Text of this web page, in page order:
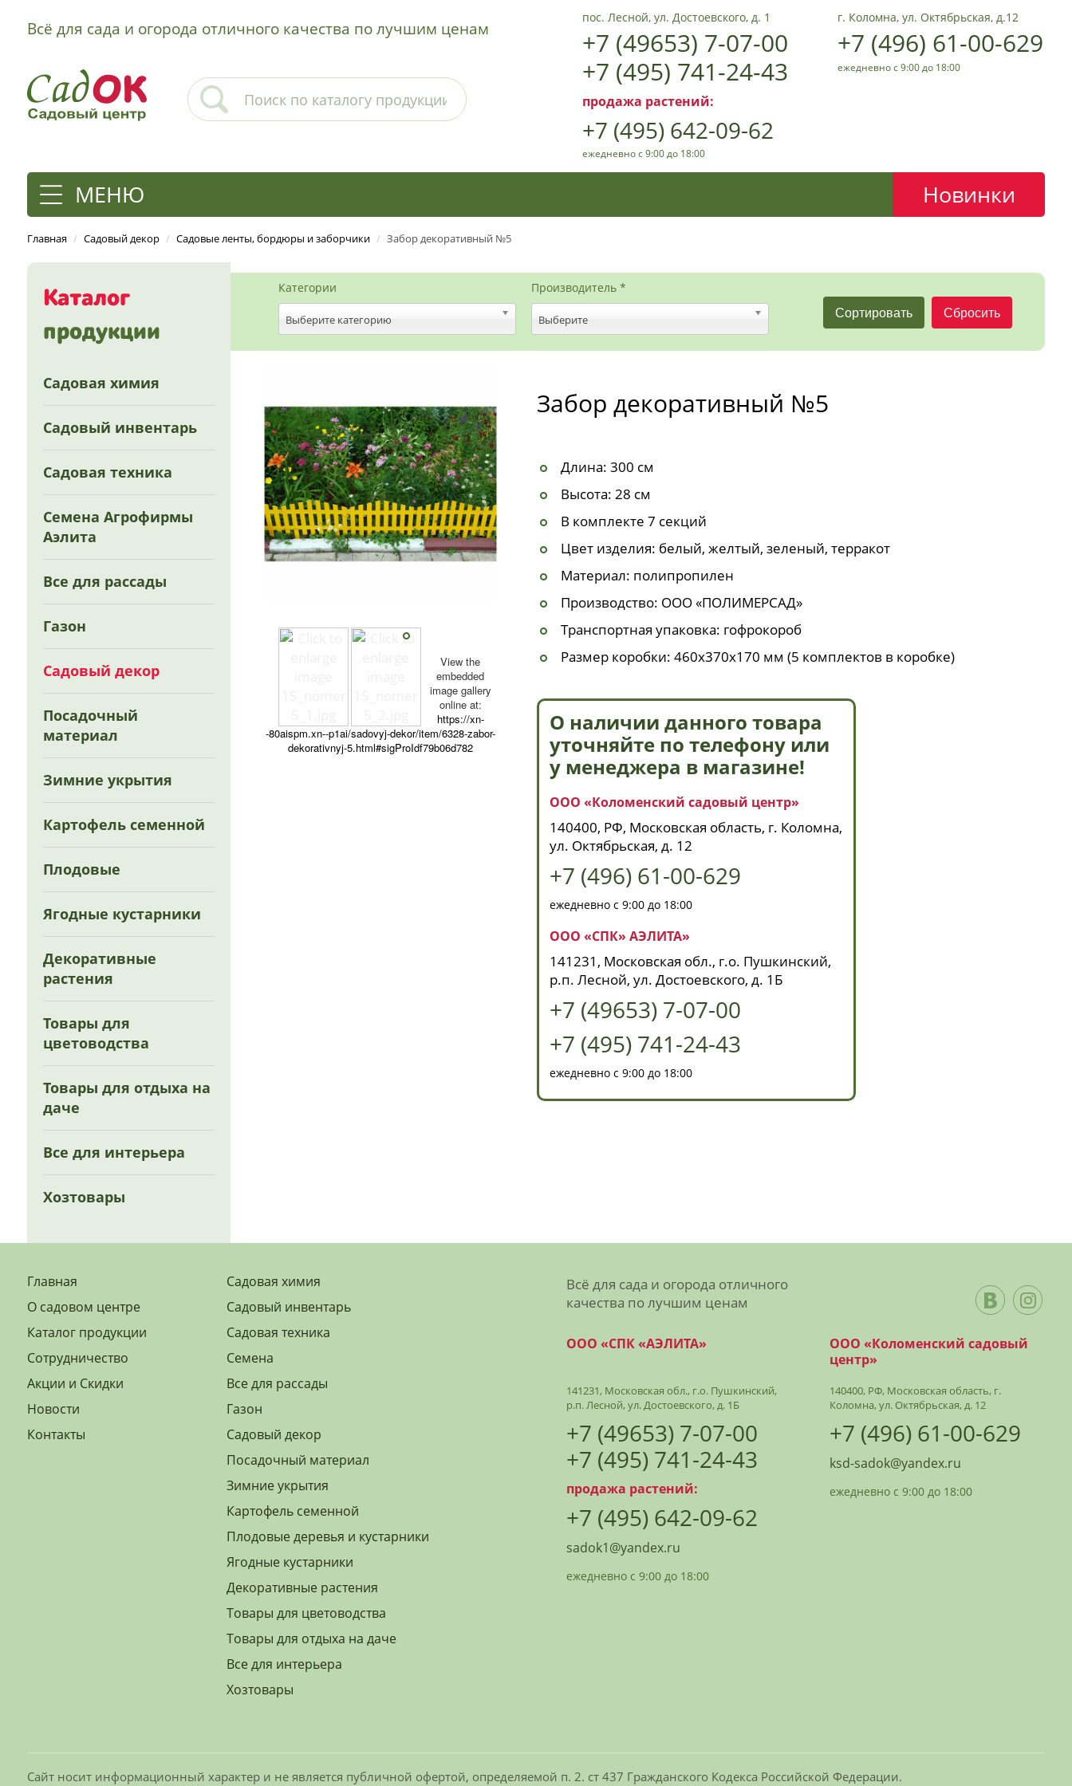
Всё для сада и огорода отличного качества по лучшим ценам
пос. Лесной, ул. Достоевского, д. 1
+7 (49653) 7-07-00
+7 (495) 741-24-43
продажа растений:
+7 (495) 642-09-62
ежедневно с 9:00 до 18:00
г. Коломна, ул. Октябрьская, д.12
+7 (496) 61-00-629
ежедневно с 9:00 до 18:00
МЕНЮ Новинки
Главная / Садовый декор / Садовые ленты, бордюры и заборчики / Забор декоративный №5
Каталог
продукции
Садовая химия
Садовый инвентарь
Садовая техника
Семена Агрофирмы
Аэлита
Все для рассады
Газон
Садовый декор
Посадочный
материал
Зимние укрытия
Картофель семенной
Плодовые
Ягодные кустарники
Декоративные
растения
Товары для
цветоводства
Товары для отдыха на
даче
Все для интерьера
Хозтовары
Категории
Выберите категорию
Производитель *
Выберите
View the
embedded
image gallery
online at:
https://xn-
-80aispm.xn--p1ai/sadovyj-dekor/item/6328-zabor-
dekorativnyj-5.html#sigProIdf79b06d782
Забор декоративный №5
Длина: 300 см
Высота: 28 см
В комплекте 7 секций
Цвет изделия: белый, желтый, зеленый, терракот
Материал: полипропилен
Производство: ООО «ПОЛИМЕРСАД»
Транспортная упаковка: гофрокороб
Размер коробки: 460х370х170 мм (5 комплектов в коробке)
О наличии данного товара
уточняйте по телефону или
у менеджера в магазине!
ООО «Коломенский садовый центр»
140400, РФ, Московская область, г. Коломна,
ул. Октябрьская, д. 12
+7 (496) 61-00-629
ежедневно с 9:00 до 18:00
ООО «СПК» АЭЛИТА»
141231, Московская обл., г.о. Пушкинский,
р.п. Лесной, ул. Достоевского, д. 1Б
+7 (49653) 7-07-00
+7 (495) 741-24-43
ежедневно с 9:00 до 18:00
Главная
О садовом центре
Каталог продукции
Сотрудничество
Акции и Скидки
Новости
Контакты
Садовая химия
Садовый инвентарь
Садовая техника
Семена
Все для рассады
Газон
Садовый декор
Посадочный материал
Зимние укрытия
Картофель семенной
Плодовые деревья и кустарники
Ягодные кустарники
Декоративные растения
Товары для цветоводства
Товары для отдыха на даче
Все для интерьера
Хозтовары
Всё для сада и огорода отличного
качества по лучшим ценам
ООО «СПК «АЭЛИТА»
141231, Московская обл., г.о. Пушкинский,
р.п. Лесной, ул. Достоевского, д. 1Б
+7 (49653) 7-07-00
+7 (495) 741-24-43
продажа растений:
+7 (495) 642-09-62
sadok1@yandex.ru
ежедневно с 9:00 до 18:00
ООО «Коломенский садовый
центр»
140400, РФ, Московская область, г.
Коломна, ул. Октябрьская, д. 12
+7 (496) 61-00-629
ksd-sadok@yandex.ru
ежедневно с 9:00 до 18:00
Сайт носит информационный характер и не является публичной офертой, определяемой п. 2. ст 437 Гражданского Кодекса Российской Федерации.